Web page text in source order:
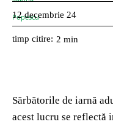
12 decembrie 24
timp citire: 2 min
Sărbătorile de iarnă
acest lucru se reflectă